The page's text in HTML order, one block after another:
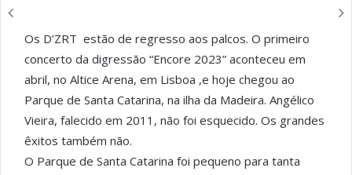
Os D’ZRT estão de regresso aos palcos. O primeiro
concerto da digressão “Encore 2023” aconteceu em
abril, no Altice Arena, em Lisboa ,e hoje chegou ao
Parque de Santa Catarina, na ilha da Madeira. Angélico
Vieira, falecido em 2011, não foi esquecido. Os grandes
êxitos também não.
O Parque de Santa Catarina foi pequeno para tanta